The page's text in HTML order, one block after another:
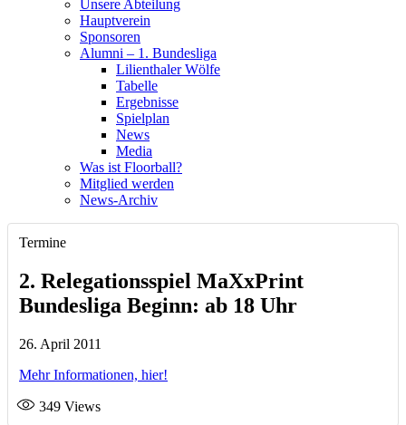
Unsere Abteilung
Hauptverein
Sponsoren
Alumni – 1. Bundesliga
Lilienthaler Wölfe
Tabelle
Ergebnisse
Spielplan
News
Media
Was ist Floorball?
Mitglied werden
News-Archiv
Termine
2. Relegationsspiel MaXxPrint
Bundesliga Beginn: ab 18 Uhr
26. April 2011
Mehr Informationen, hier!
349 Views